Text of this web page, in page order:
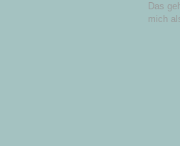
Das
mich